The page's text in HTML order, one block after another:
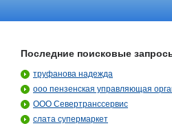
Последние поисковые
труфанова надежда
ооо пензенская управляющая
ООО Севертранссервис
слата супермаркет